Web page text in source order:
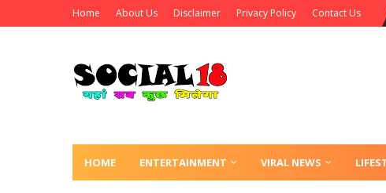
Home About Us Disclaimer Privacy Policy Contact Us
HOME ENTERTAINMENT VIRAL NEWS